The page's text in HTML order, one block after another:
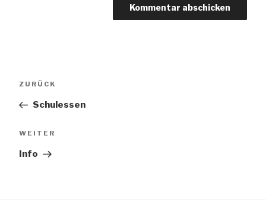
Vorheriger
ZURÜCK
Schulessen
Nächster
WEITER
Info